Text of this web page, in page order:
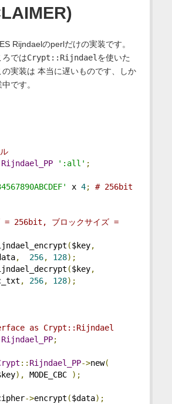
Rijndaelのperlだけの実装です。
ろではCrypt::Rijndael を使いた
実装は 本当に遅いものです、しか
です。
Rijndael_PP ':all' ;
x 4;
# 256bit
= 256bit, ブロックサイズ =
($key,
, 256, 128);
($key,
, 256, 128);
as Crypt::Rijndael
Rijndael_PP;
:: Rijndael_PP->new(
), MODE_CBC );
->encrypt ($data);